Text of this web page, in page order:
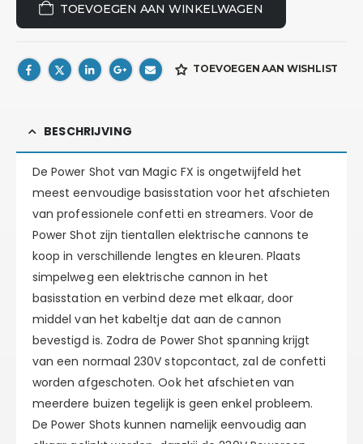
TOEVOEGEN AAN WINKELWAGEN
TOEVOEGEN AAN WISHLIST
BESCHRIJVING
De Power Shot van Magic FX is ongetwijfeld het
meest eenvoudige basisstation voor het afschieten
van professionele confetti en streamers. Voor de
Power Shot zijn tientallen elektrische cannons te
koop in verschillende lengtes en kleuren. Plaats
simpelweg een elektrische cannon in het
basisstation en verbind deze met elkaar, door
middel van het kabeltje dat aan de cannon
bevestigd is. Zodra de Power Shot spanning krijgt
van een normaal 230V stopcontact, zal de confetti
worden afgeschoten. Ook het afschieten van
meerdere buizen tegelijk is geen enkel probleem.
De Power Shots kunnen namelijk eenvoudig aan